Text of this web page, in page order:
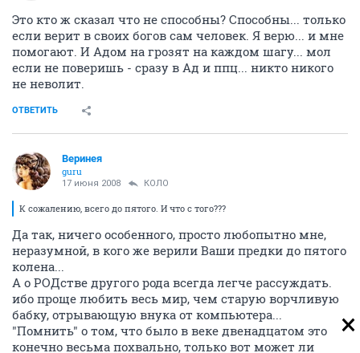
Это кто ж сказал что не способны? Способны... только
если верит в своих богов сам человек. Я верю... и мне
помогают. И Адом на грозят на каждом шагу... мол
если не поверишь - сразу в Ад и ппц... никто никого
не неволит.
ОТВЕТИТЬ
Веринея
guru
17 июня 2008 КОЛО
К сожалению, всего до пятого. И что с того???
Да так, ничего особенного, просто любопытно мне,
неразумной, в кого же верили Ваши предки до пятого
колена...
А о РОДстве другого рода всегда легче рассуждать.
ибо проще любить весь мир, чем старую ворчливую
бабку, отрывающую внука от компьютера...
"Помнить" о том, что было в веке двенадцатом это
конечно весьма похвально, только вот может ли